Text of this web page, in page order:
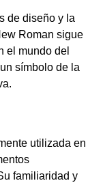
de diseño y la
Roman sigue
el mundo del
símbolo de la
utilizada en
familiaridad y